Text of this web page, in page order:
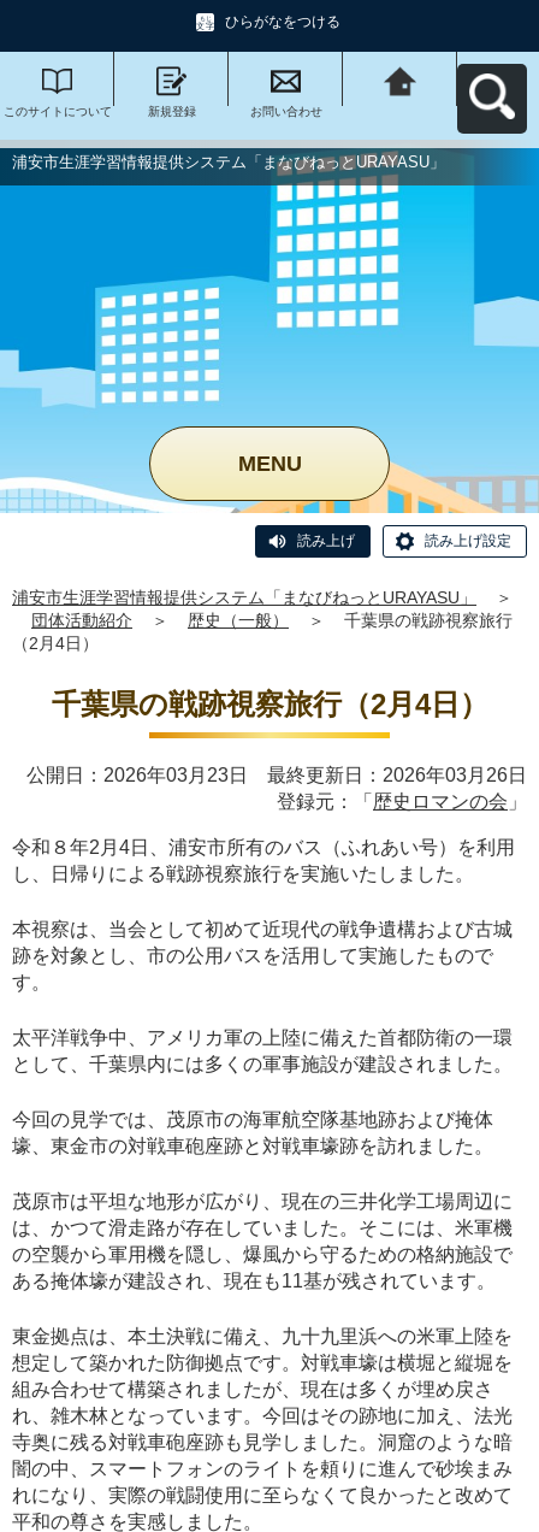
ひらがなをつける
このサイトについて 新規登録 お問い合わせ
びねっと
URAYASU」へ戻る
浦安市生涯学習情報提供システム「まなびねっとURAYASU」
MENU
読み上げ 読み上げ設定
浦安市生涯学習情報提供システム「まなびねっとURAYASU」
＞
団体活動紹介
＞ 歴史（一般） ＞
千葉県の戦跡視察旅行
（2月4日）
千葉県の戦跡視察旅行（2月4日）
公開日：2026年03月23日 最終更新日：2026年03月26日
登録元：「 歴史ロマンの会 」
令和８年2月4日、浦安市所有のバス（ふれあい号）を利用
し、日帰りによる戦跡視察旅行を実施いたしました。
本視察は、当会として初めて近現代の戦争遺構および古城
跡を対象とし、市の公用バスを活用して実施したもので
す。
太平洋戦争中、アメリカ軍の上陸に備えた首都防衛の一環
として、千葉県内には多くの軍事施設が建設されました。
今回の見学では、茂原市の海軍航空隊基地跡および掩体
壕、東金市の対戦車砲座跡と対戦車壕跡を訪れました。
茂原市は平坦な地形が広がり、現在の三井化学工場周辺に
は、かつて滑走路が存在していました。そこには、米軍機
の空襲から軍用機を隠し、爆風から守るための格納施設で
ある掩体壕が建設され、現在も11基が残されています。
東金拠点は、本土決戦に備え、九十九里浜への米軍上陸を
想定して築かれた防御拠点です。対戦車壕は横堀と縦堀を
組み合わせて構築されましたが、現在は多くが埋め戻さ
れ、雑木林となっています。今回はその跡地に加え、法光
寺奥に残る対戦車砲座跡も見学しました。洞窟のような暗
闇の中、スマートフォンのライトを頼りに進んで砂埃まみ
れになり、実際の戦闘使用に至らなくて良かったと改めて
平和の尊さを実感しました。